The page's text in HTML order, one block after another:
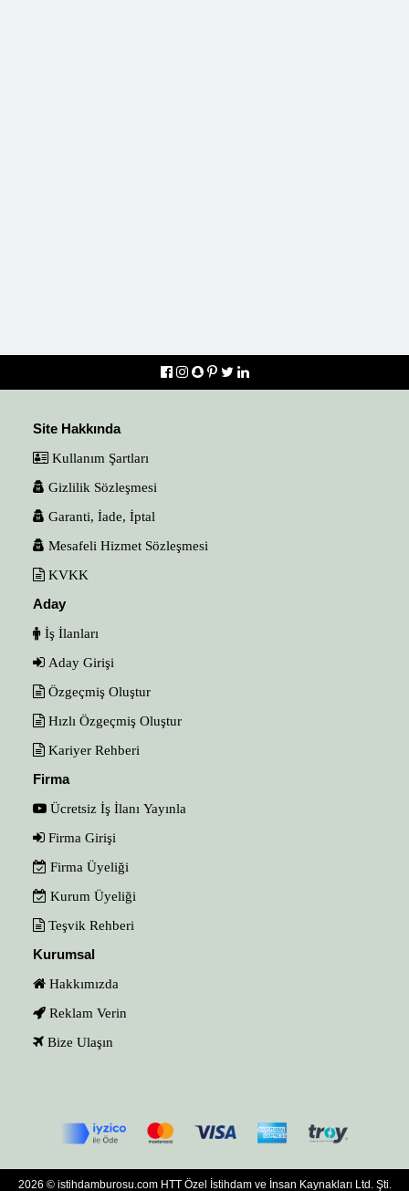
Site Hakkında
Kullanım Şartları
Gizlilik Sözleşmesi
Garanti, İade, İptal
Mesafeli Hizmet Sözleşmesi
KVKK
Aday
İş İlanları
Aday Girişi
Özgeçmiş Oluştur
Hızlı Özgeçmiş Oluştur
Kariyer Rehberi
Firma
Ücretsiz İş İlanı Yayınla
Firma Girişi
Firma Üyeliği
Kurum Üyeliği
Teşvik Rehberi
Kurumsal
Hakkımızda
Reklam Verin
Bize Ulaşın
2026 © istihdamburosu.com HTT Özel İstihdam ve İnsan Kaynakları Ltd. Şti.